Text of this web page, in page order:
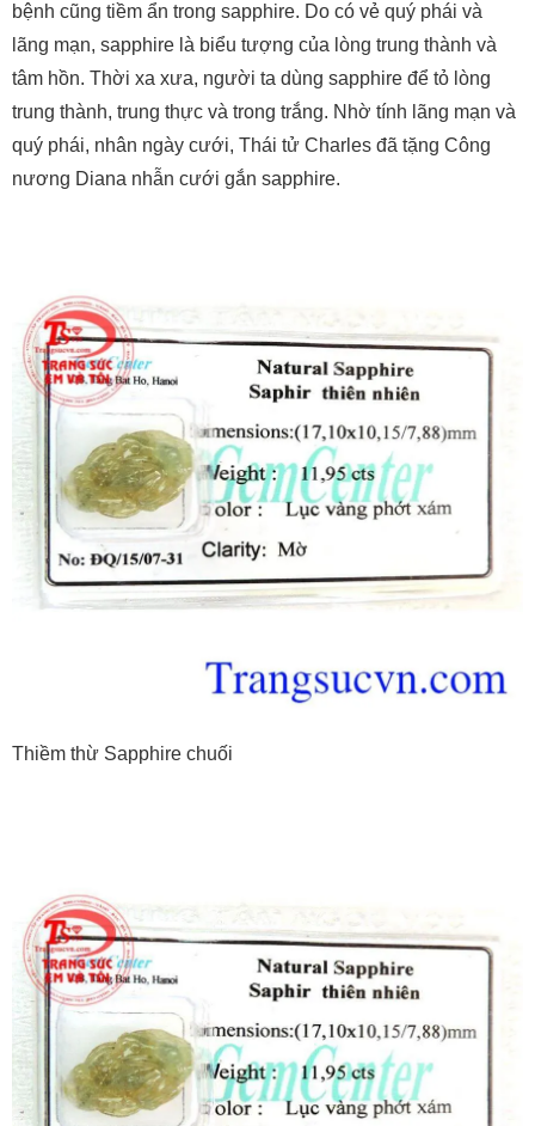
bệnh cũng tiềm ẩn trong sapphire. Do có vẻ quý phái và
lãng mạn, sapphire là biểu tượng của lòng trung thành và
tâm hồn. Thời xa xưa, người ta dùng sapphire để tỏ lòng
trung thành, trung thực và trong trắng. Nhờ tính lãng mạn và
quý phái, nhân ngày cưới, Thái tử Charles đã tặng Công
nương Diana nhẫn cưới gắn sapphire.
Thiềm thừ Sapphire chuối